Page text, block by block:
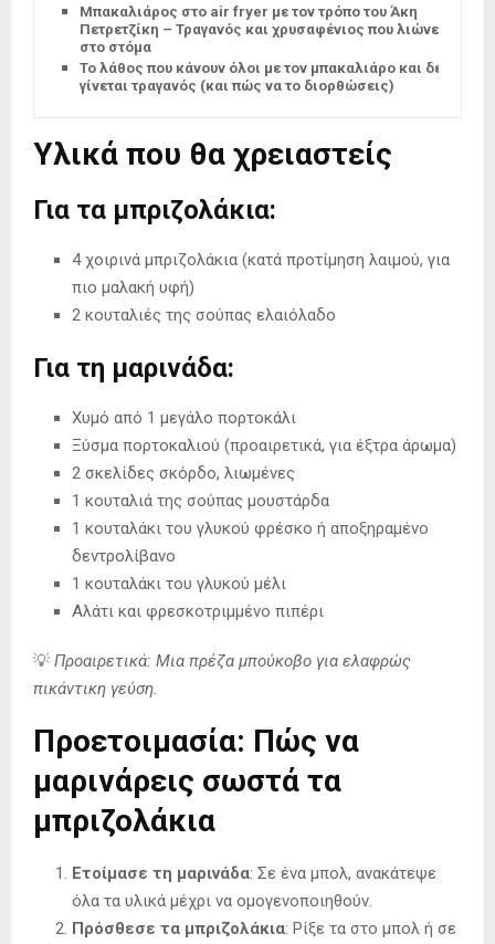
Μπακαλιάρος στο air fryer με τον τρόπο του Άκη
Πετρετζίκη – Τραγανός και χρυσαφένιος που λιώνει
στο στόμα
Το λάθος που κάνουν όλοι με τον μπακαλιάρο και δεν
γίνεται τραγανός (και πώς να το διορθώσεις)
Υλικά που θα χρειαστείς
Για τα μπριζολάκια:
4 χοιρινά μπριζολάκια (κατά προτίμηση λαιμού, για
πιο μαλακή υφή)
2 κουταλιές της σούπας ελαιόλαδο
Για τη μαρινάδα:
Χυμό από 1 μεγάλο πορτοκάλι
Ξύσμα πορτοκαλιού (προαιρετικά, για έξτρα άρωμα)
2 σκελίδες σκόρδο, λιωμένες
1 κουταλιά της σούπας μουστάρδα
1 κουταλάκι του γλυκού φρέσκο ή αποξηραμένο
δεντρολίβανο
1 κουταλάκι του γλυκού μέλι
Αλάτι και φρεσκοτριμμένο πιπέρι
💡 Προαιρετικά: Μια πρέζα μπούκοβο για ελαφρώς
πικάντικη γεύση.
Προετοιμασία: Πώς να
μαρινάρεις σωστά τα
μπριζολάκια
Ετοίμασε τη μαρινάδα: Σε ένα μπολ, ανακάτεψε
όλα τα υλικά μέχρι να ομογενοποιηθούν.
Πρόσθεσε τα μπριζολάκια: Ρίξε τα στο μπολ ή σε